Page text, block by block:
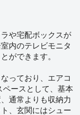
や宅配ボックスが
内のテレビモニタ
ができます。
っており、エアコ
ペースとして、基本
通常よりも収納力
、玄関にはシュー